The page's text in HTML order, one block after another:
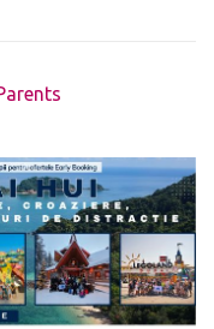
exist.